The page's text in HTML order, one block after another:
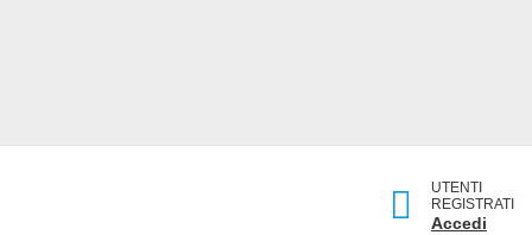
UTENTI
REGISTRATI
Accedi